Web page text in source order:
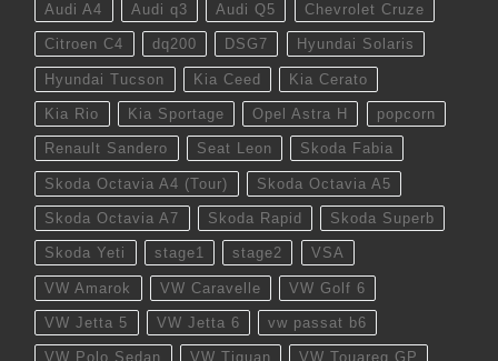
Audi A4 Audi q3 Audi Q5 Chevrolet Cruze
Citroen C4 dq200 DSG7 Hyundai Solaris
Hyundai Tucson Kia Ceed Kia Cerato
Kia Rio Kia Sportage Opel Astra H popcorn
Renault Sandero Seat Leon Skoda Fabia
Skoda Octavia A4 (Tour) Skoda Octavia A5
Skoda Octavia A7 Skoda Rapid Skoda Superb
Skoda Yeti stage1 stage2 VSA
VW Amarok VW Caravelle VW Golf 6
VW Jetta 5 VW Jetta 6 vw passat b6
VW Polo Sedan VW Tiguan VW Touareg GP